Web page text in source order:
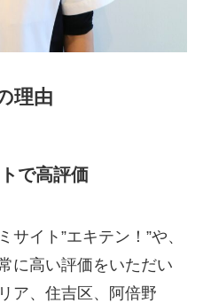
理由
で高評価
イト”エキテン！”や、
に高い評価をいただい
ア、住吉区、阿倍野